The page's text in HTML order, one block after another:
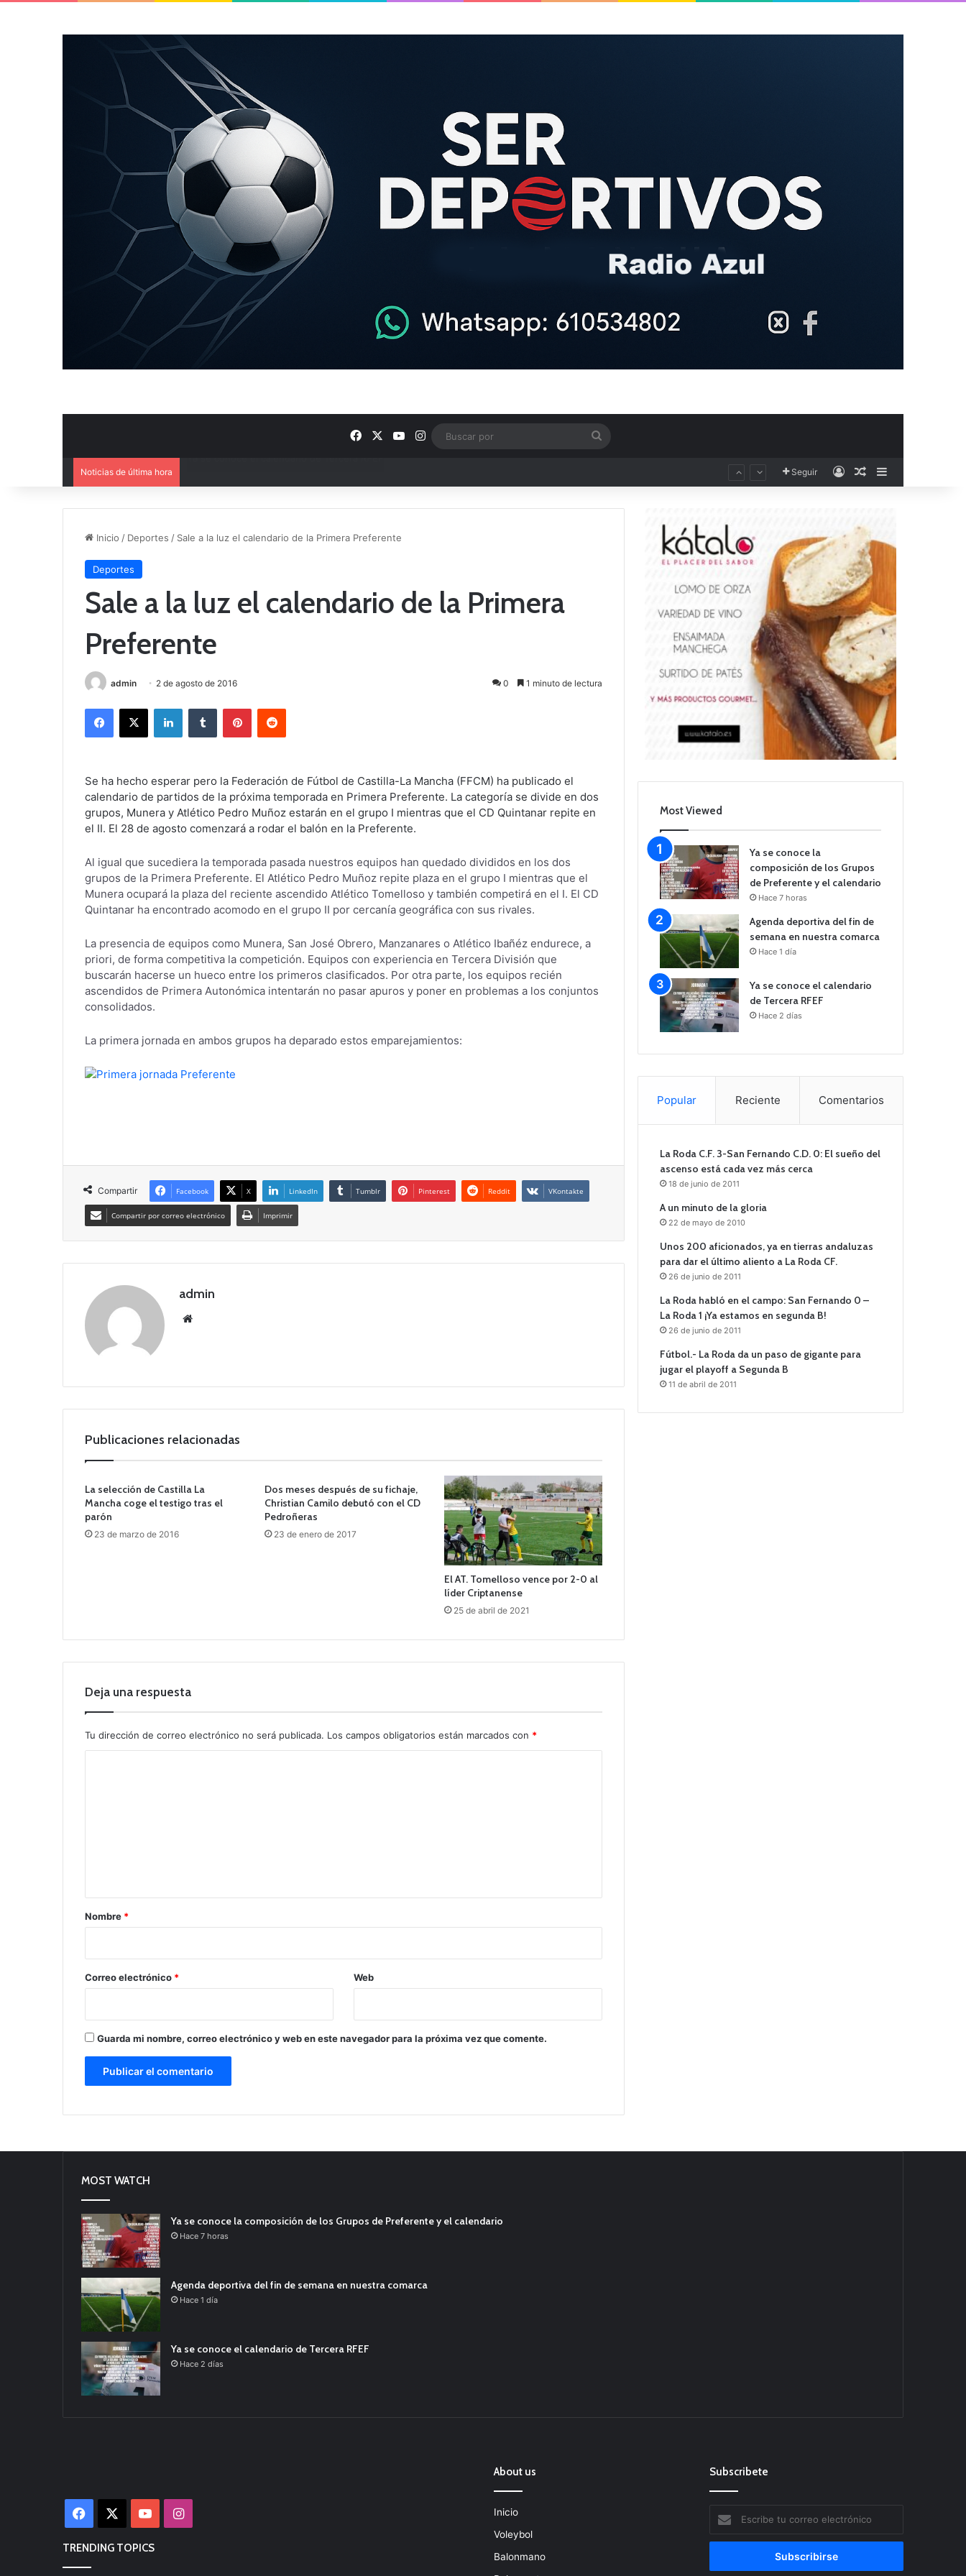
FacebookYouTube
Instagram
Noticias de última hora Seguir AccesoPublicación al
Inicio / Deportes / Sale a la luz el calendario de la Primera Preferente
Deportes
Sale a la luz el calendario de la Primera
Preferente
admin 2 de agosto de 2016 0 1 minuto de lectura
Se ha hecho esperar pero la Federación de Fútbol de Castilla-La Mancha (FFCM) ha publicado el
calendario de partidos de la próxima temporada en Primera Preferente. La categoría se divide en dos
grupos, Munera y Atlético Pedro Muñoz estarán en el grupo I mientras que el CD Quintanar repite en
el II. El 28 de agosto comenzará a rodar el balón en la Preferente.
Al igual que sucediera la temporada pasada nuestros equipos han quedado divididos en los dos
grupos de la Primera Preferente. El Atlético Pedro Muñoz repite plaza en el grupo I mientras que el
Munera ocupará la plaza del reciente ascendido Atlético Tomelloso y también competirá en el I. El CD
Quintanar ha encontrado acomodo en el grupo II por cercanía geográfica con sus rivales.
La presencia de equipos como Munera, San José Obrero, Manzanares o Atlético Ibañéz endurece, a
priori, de forma competitiva la competición. Equipos con experiencia en Tercera División que
buscarán hacerse un hueco entre los primeros clasificados. Por otra parte, los equipos recién
ascendidos de Primera Autonómica intentarán no pasar apuros y poner en problemas a los conjuntos
consolidados.
La primera jornada en ambos grupos ha deparado estos emparejamientos:
Compartir Facebook X LinkedIn Tumblr Pinterest Reddit VKontakte
Compartir por correo electrónico Imprimir
admin
Publicaciones relacionadas
La selección de Castilla La
Mancha coge el testigo tras el
parón
23 de marzo de 2016
Dos meses después de su fichaje,
Christian Camilo debutó con el CD
Pedroñeras
23 de enero de 2017
El AT. Tomelloso vence por 2-0 al
líder Criptanense
25 de abril de 2021
Deja una respuesta
Tu dirección de correo electrónico no será publicada. Los campos obligatorios están marcados con *
r
*
Nombre *
Correo electrónico * Web
Guarda mi nombre, correo electrónico y web en este navegador para la próxima vez que comente.
Most Viewed
Ya se conoce la
composición de los Grupos
de Preferente y el calendario
Hace 7 horas
Agenda deportiva del fin de
semana en nuestra comarca
Hace 1 día
Ya se conoce el calendario
de Tercera RFEF
Hace 2 días
Popular Reciente Comentarios
La Roda C.F. 3-San Fernando C.D. 0: El sueño del
ascenso está cada vez más cerca
18 de junio de 2011
A un minuto de la gloria
22 de mayo de 2010
Unos 200 aficionados, ya en tierras andaluzas
para dar el último aliento a La Roda CF.
26 de junio de 2011
La Roda habló en el campo: San Fernando 0 –
La Roda 1 ¡Ya estamos en segunda B!
26 de junio de 2011
Fútbol.- La Roda da un paso de gigante para
jugar el playoff a Segunda B
11 de abril de 2011
MOST WATCH
Ya se conoce la composición de los Grupos de Preferente y el calendario
Hace 7 horas
Agenda deportiva del fin de semana en nuestra comarca
Hace 1 día
Ya se conoce el calendario de Tercera RFEF
Hace 2 días
Facebook YouTubeInstagram
TRENDING TOPICS
About us
Inicio
Voleybol
Balonmano
Subscribete
tu
correo